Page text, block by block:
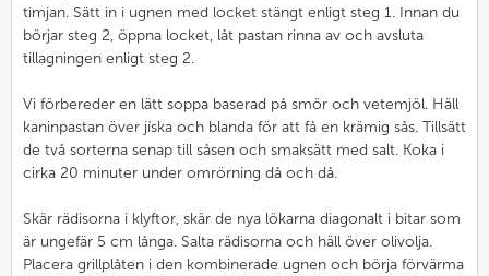
timjan. Sätt in i ugnen med locket stängt enligt steg 1. Innan du
börjar steg 2, öppna locket, låt pastan rinna av och avsluta
tillagningen enligt steg 2.
Vi förbereder en lätt soppa baserad på smör och vetemjöl. Häll
kaninpastan över jíska och blanda för att få en krämig sås. Tillsätt
de två sorterna senap till såsen och smaksätt med salt. Koka i
cirka 20 minuter under omrörning då och då.
Skär rädisorna i klyftor, skär de nya lökarna diagonalt i bitar som
är ungefär 5 cm långa. Salta rädisorna och häll över olivolja.
Placera grillplåten i den kombinerade ugnen och börja förvärma